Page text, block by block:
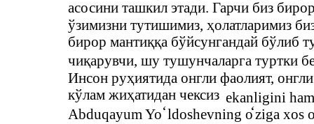
асосини ташкил этади. Гарчи биз
ўзимизни тутишимиз, ҳолатларимиз
бирор мантиққа бўйсунгандай бўлиб
чиқарувчи, шу тушунчаларга туртки
Инсон руҳиятида онгли фаолият,
кўлам жиҳатидан чексиз ekanligini
Abduqayum Yo‘ldoshevning o‘ziga xos